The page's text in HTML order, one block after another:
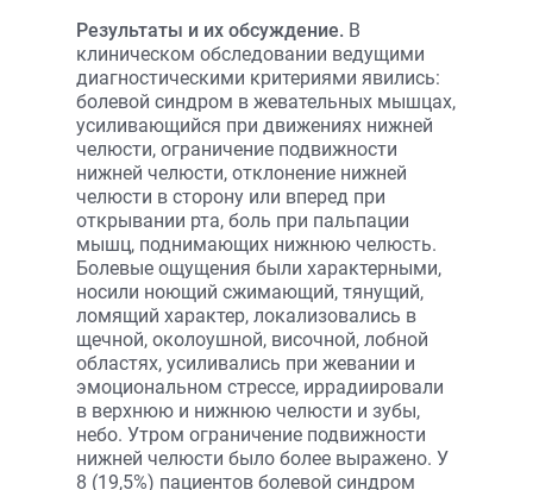
Результаты и их обсуждение. В
клиническом обследовании ведущими
диагностическими критериями явились:
болевой синдром в жевательных мышцах,
усиливающийся при движениях нижней
челюсти, ограничение подвижности
нижней челюсти, отклонение нижней
челюсти в сторону или вперед при
открывании рта, боль при пальпации
мышц, поднимающих нижнюю челюсть.
Болевые ощущения были характерными,
носили ноющий сжимающий, тянущий,
ломящий характер, локализовались в
щечной, околоушной, височной, лобной
областях, усиливались при жевании и
эмоциональном стрессе, иррадиировали
в верхнюю и нижнюю челюсти и зубы,
небо. Утром ограничение подвижности
нижней челюсти было более выражено. У
8 (19,5%) пациентов болевой синдром